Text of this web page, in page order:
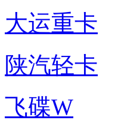
大运重卡
陕汽轻卡
飞碟W